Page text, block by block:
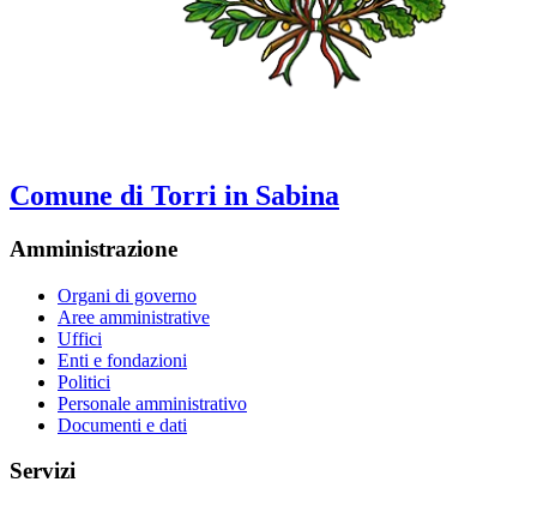
Comune di Torri in Sabina
Amministrazione
Organi di governo
Aree amministrative
Uffici
Enti e fondazioni
Politici
Personale amministrativo
Documenti e dati
Servizi